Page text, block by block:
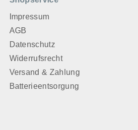
Impressum
AGB
Datenschutz
Widerrufsrecht
Versand & Zahlung
Batterieentsorgung